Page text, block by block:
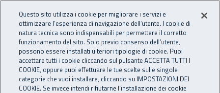
INAIL - Istituto Nazionale
Apri cerca
Navigazione principale
Navigazione - Ti trovi in:
Home Inail comunica Eventi
Questo sito utilizza i cookie per migliorare i servizi e
ottimizzare l’esperienza di navigazione dell’utente. I cookie di
natura tecnica sono indispensabili per permettere il corretto
funzionamento del sito. Solo previo consenso dell’utente,
possono essere installati ulteriori tipologie di cookie. Puoi
accettare tutti i cookie cliccando sul pulsante ACCETTA TUTTI I
COOKIE, oppure puoi effettuare le tue scelte sulle singole
categorie che vuoi installare, cliccando su IMPOSTAZIONI DEI
COOKIE. Se invece intendi rifiutarne l’installazione dei cookie